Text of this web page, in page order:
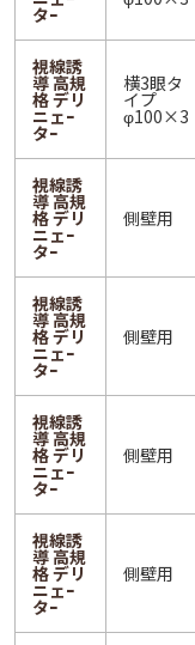
タｰ
視線誘
導 高規
格 デリ
ニェｰ
タｰ
横3眼タ
イプ
φ100×3
視線誘
導 高規
格 デリ
ニェｰ
タｰ
側壁用
視線誘
導 高規
格 デリ
ニェｰ
タｰ
側壁用
視線誘
導 高規
格 デリ
ニェｰ
タｰ
側壁用
視線誘
導 高規
格 デリ
ニェｰ
タｰ
側壁用